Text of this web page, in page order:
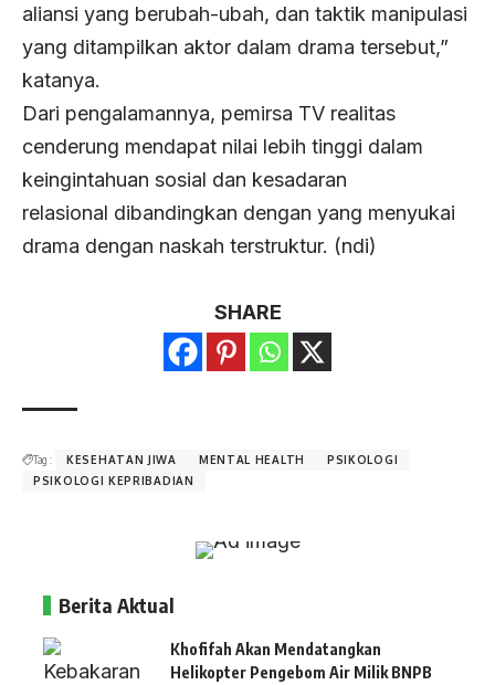
aliansi yang berubah-ubah, dan taktik manipulasi
yang ditampilkan aktor dalam drama tersebut,”
katanya.
Dari pengalamannya, pemirsa TV realitas
cenderung mendapat nilai lebih tinggi dalam
keingintahuan sosial dan kesadaran
relasional dibandingkan dengan yang menyukai
drama dengan naskah terstruktur. (ndi)
SHARE
Tag : KESEHATAN JIWA MENTAL HEALTH
PSIKOLOGI
PSIKOLOGI KEPRIBADIAN
Berita Aktual
Khofifah Akan Mendatangkan
Helikopter Pengebom Air Milik BNPB